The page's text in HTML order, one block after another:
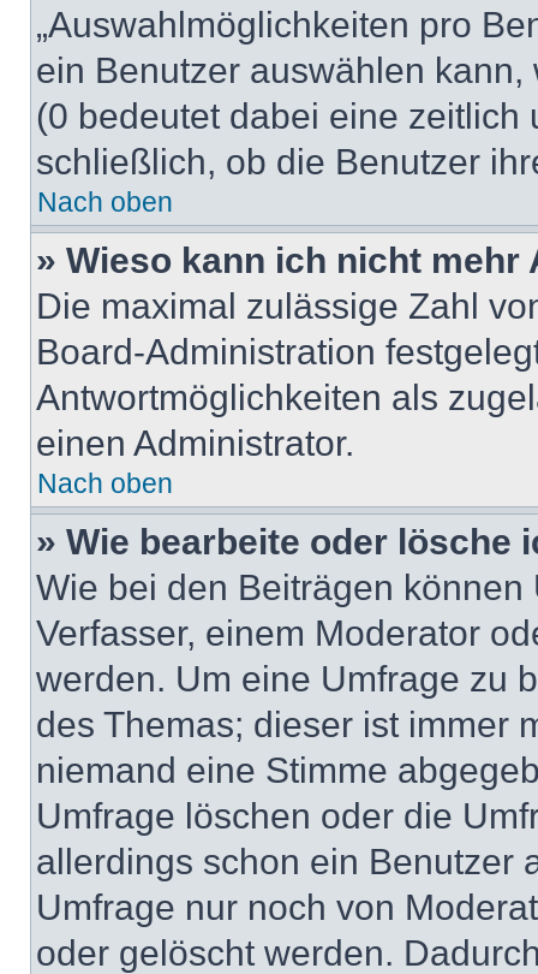
„Auswahlmöglichkeiten pro
ein Benutzer auswählen
(0 bedeutet dabei eine
schließlich, ob die Benutzer
Nach oben
» Wieso kann ich nicht
Die maximal zulässige Zahl
Board-Administration
Antwortmöglichkeiten als
einen Administrator.
Nach oben
» Wie bearbeite oder lösche
Wie bei den Beiträgen
Verfasser, einem Moderator
werden. Um eine Umfrage zu
des Themas; dieser ist immer
niemand eine Stimme
Umfrage löschen oder die
allerdings schon ein Benutzer
Umfrage nur noch von
oder gelöscht werden.